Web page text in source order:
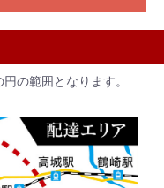
の範囲となります。